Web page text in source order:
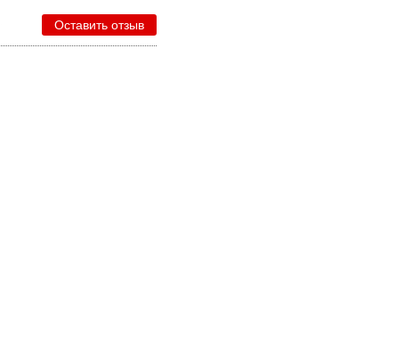
Оставить отзыв